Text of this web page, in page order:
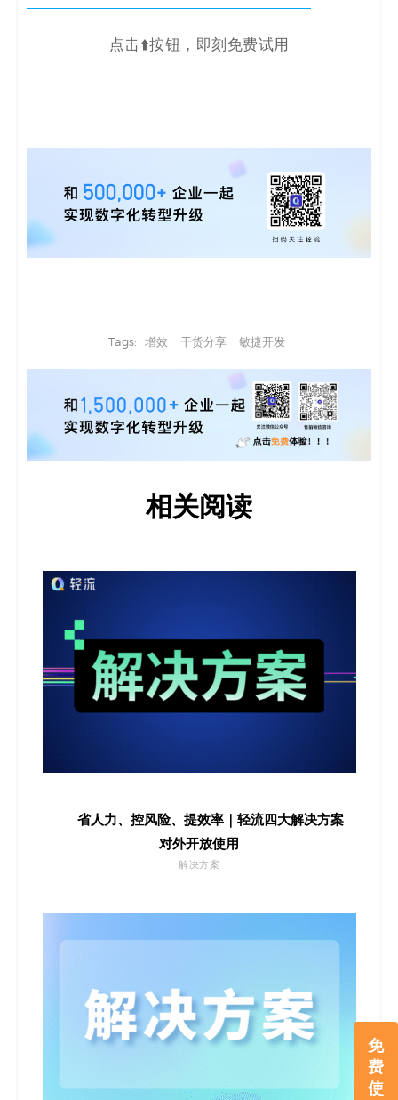
免
费
使
点击⬆️按钮，即刻免费试用
Tags: 增效 干货分享 敏捷开发
相关阅读
省人力、控风险、提效率｜轻流四大解决方案
对外开放使用
解决方案